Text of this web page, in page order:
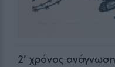
2' χρόνος